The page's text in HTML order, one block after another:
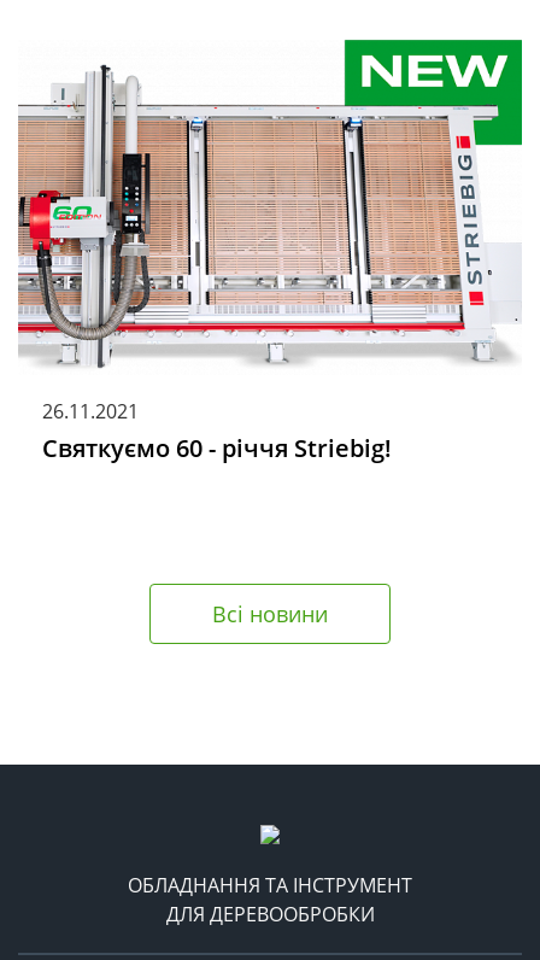
26.11.2021
Святкуємо 60 - річчя Striebig!
Всі новини
ОБЛАДНАННЯ ТА ІНСТРУМЕНТ
ДЛЯ ДЕРЕВООБРОБКИ